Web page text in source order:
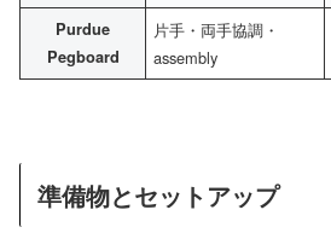
Purdue
Pegboard
片手・両手協調・
assembly
準備物とセットアップ